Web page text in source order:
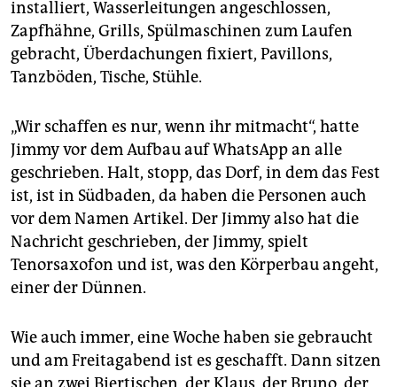
installiert, Wasserleitungen angeschlossen,
Zapfhähne, Grills, Spülmaschinen zum Laufen
gebracht, Überdachungen fixiert, Pavillons,
Tanzböden, Tische, Stühle.
„Wir schaffen es nur, wenn ihr mitmacht“, hatte
Jimmy vor dem Aufbau auf WhatsApp an alle
geschrieben. Halt, stopp, das Dorf, in dem das Fest
ist, ist in Südbaden, da haben die Personen auch
vor dem Namen Artikel. Der Jimmy also hat die
Nachricht geschrieben, der Jimmy, spielt
Tenorsaxofon und ist, was den Körperbau angeht,
einer der Dünnen.
Wie auch immer, eine Woche haben sie gebraucht
und am Freitagabend ist es geschafft. Dann sitzen